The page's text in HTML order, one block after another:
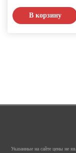
В корзину
Указанные на сайте цены не